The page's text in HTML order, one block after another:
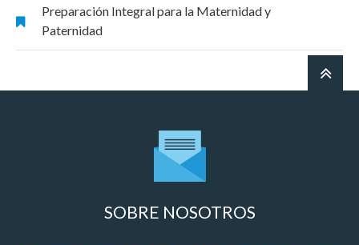
Preparación Integral para la Maternidad y
Paternidad
SOBRE NOSOTROS